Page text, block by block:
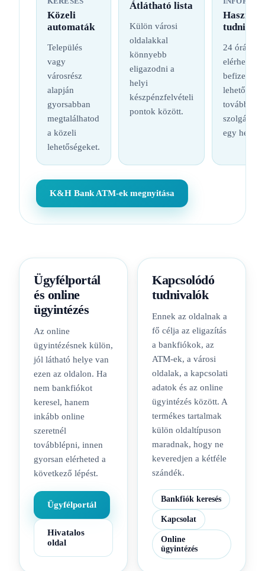
Közeli
automaták
Település
vagy
városrész
alapján
gyorsabban
megtalálhatod
a közeli
lehetőségeket.
Átlátható lista
Külön városi
oldalakkal
könnyebb
eligazodni a
helyi
készpénzfelvételi
pontok között.
Hasznos
24 órás
befizetési
lehetőség
további
egy
K&H Bank ATM-ek megnyitása
Ügyfélportál
és online
ügyintézés
Az online
ügyintézésnek külön,
jól látható helye van
ezen az oldalon. Ha
nem bankfiókot
keresel, hanem
inkább online
szeretnél
továbblépni, innen
gyorsan elérheted a
következő lépést.
Ügyfélportál
Hivatalos
oldal
Kapcsolódó
tudnivalók
Ennek az oldalnak a
fő célja az eligazítás
a bankfiókok, az
ATM-ek, a városi
oldalak, a kapcsolati
adatok és az online
ügyintézés között. A
termékes tartalmak
külön oldaltípuson
maradnak, hogy ne
keveredjen a kétféle
szándék.
Bankfiók keresés
Kapcsolat
Online
ügyintézés